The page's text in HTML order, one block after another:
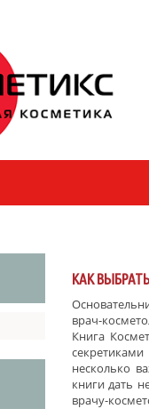
КАК
врач-
Книга
секретиками
несколько
книги дать
врачу-